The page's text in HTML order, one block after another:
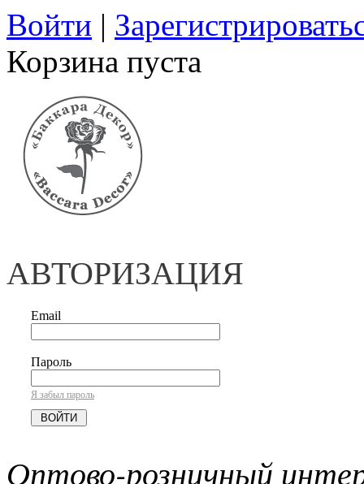
Войти |
Корзина пуста
АВТОРИЗАЦИЯ
Email
Пароль
Я забыл пароль
Оптово-розничный